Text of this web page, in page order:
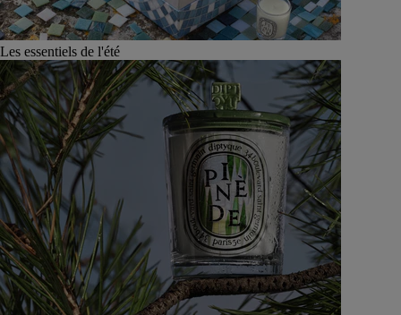
Les essentiels de l'été